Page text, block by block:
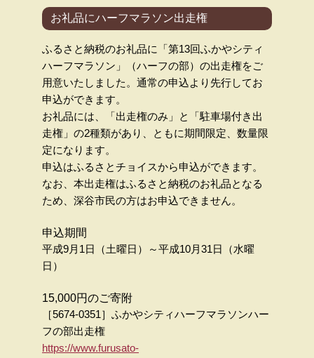
お礼品にハーフマラソン出走権
ふるさと納税のお礼品に「第13回ふかやシティ
ハーフマラソン」（ハーフの部）の出走権をご
用意いたしました。通常の申込より先行してお
申込ができます。
お礼品には、「出走権のみ」と「駐車場付き出
走権」の2種類があり、ともに期間限定、数量限
定になります。
申込はふるさとチョイスから申込ができます。
なお、本出走権はふるさと納税のお礼品となる
ため、深谷市民の方はお申込できません。
申込期間
平成9月1日（土曜日）～平成10月31日（水曜
日）
15,000円のご寄附
［5674-0351］ふかやシティハーフマラソンハー
フの部出走権
https://www.furusato-